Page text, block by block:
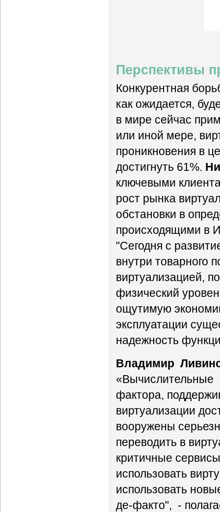
Перспективы
Конкурентная
как ожидается,
в мире сейчас
или иной мере,
проникновения в
достигнуть 61%.
ключевыми
рост рынка
обстановки в
происходящими в
"Сегодня с
внутри товарного
виртуализацией,
физический
ощутимую
эксплуатации
надежность
Владимир
«Вычислительные
фактора,
виртуализации
вооружены
переводить в
критичные
использовать
использовать
де-факто", -